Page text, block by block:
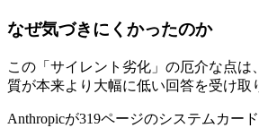
なぜ気づきにくかったのか
この「サイレント劣化」の厄介な点
質が本来より大幅に低い回答を受け取
Anthropicが319ページのシステムカー